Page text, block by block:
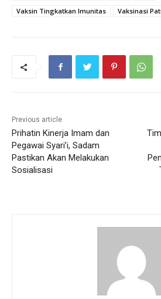
Vaksin Tingkatkan Imunitas
Vaksinasi
Previous article
Prihatin Kinerja Imam dan
Pegawai Syari’i, Sadam
Pastikan Akan Melakukan
Sosialisasi